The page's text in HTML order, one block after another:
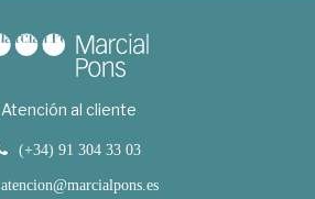
Atención al cliente
(+34) 91 304 33 03
atencion@marcialpons.es